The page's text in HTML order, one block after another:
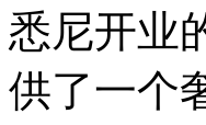
悉尼开业
供了一个